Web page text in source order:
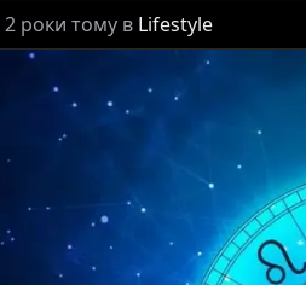
2 роки тому в Lifestyle